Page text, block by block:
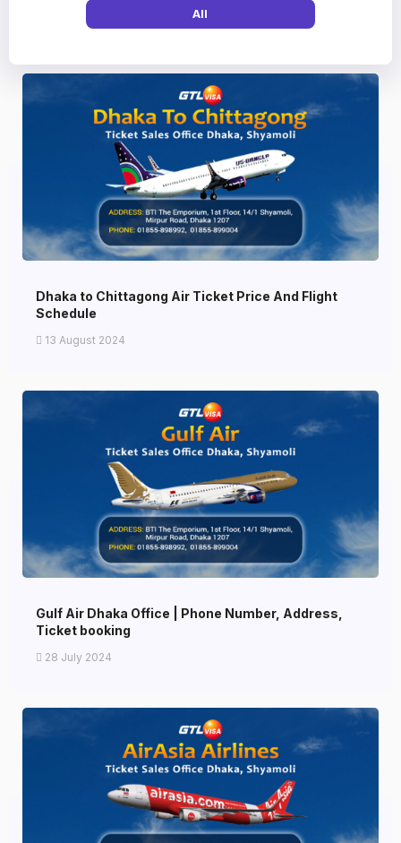
All
Dhaka to Chittagong Air Ticket Price And Flight
Schedule
13 August 2024
Gulf Air Dhaka Office | Phone Number, Address,
Ticket booking
28 July 2024